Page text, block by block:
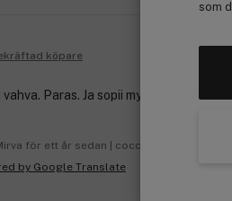
som
köpare
Paras. Ja sopii myös herkälle
för ett år sedan | cocopanda.fi